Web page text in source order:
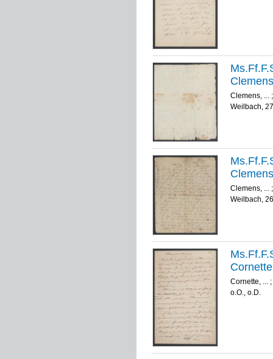
Clemens, ...
Weilbach,
Clemens, ...
Weilbach,
Cornette, ...
;
o.O., o.D.